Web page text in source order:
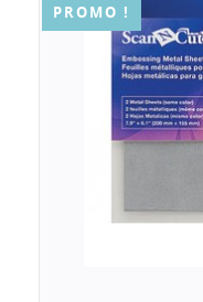
PROMO !